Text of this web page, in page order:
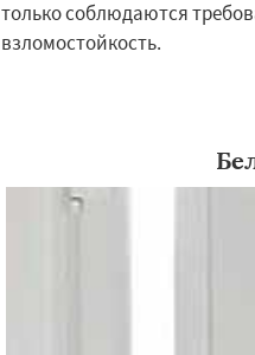
только соблюдаются
взломостойкость.